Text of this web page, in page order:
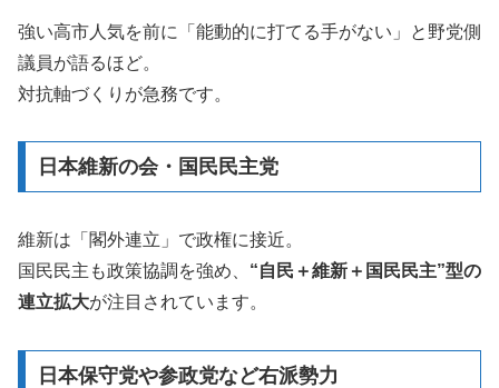
強い高市人気を前に「能動的に打てる手がない」と野党側
議員が語るほど。
対抗軸づくりが急務です。
日本維新の会・国民民主党
維新は「閣外連立」で政権に接近。
国民民主も政策協調を強め、 “自民＋維新＋国民民主”型の
連立拡大が注目されています。
日本保守党や参政党など右派勢力